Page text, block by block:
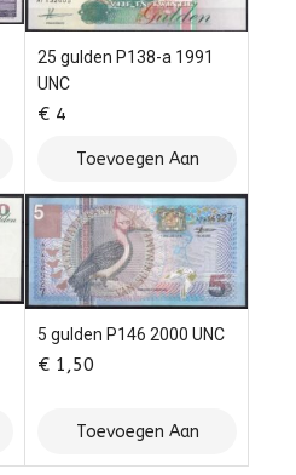
25 gulden P138-a 1991
UNC
€ 4
Toevoegen Aan
Winkelwagen
5 gulden P146 2000 UNC
€ 1,50
Toevoegen Aan
Winkelwagen